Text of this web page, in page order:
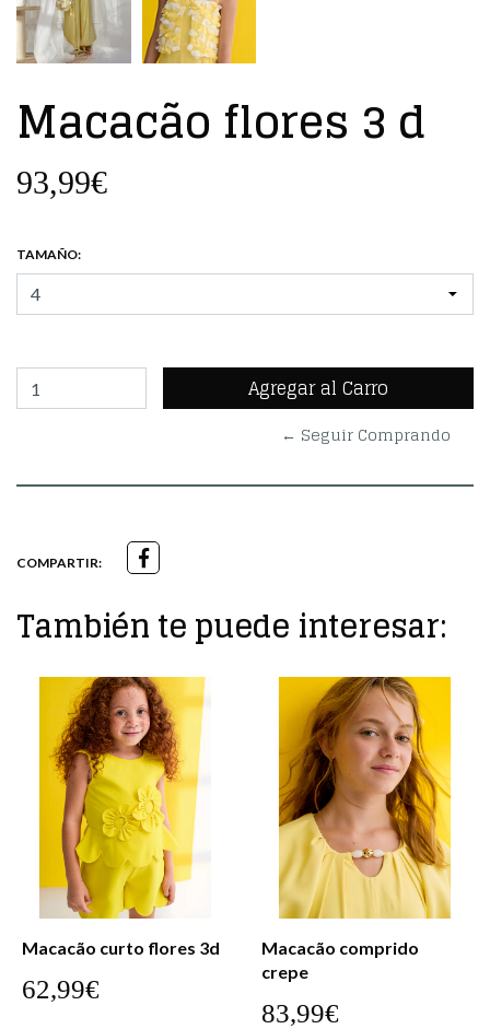
Macacão flores 3 d
93,99€
TAMAÑO:
← Seguir Comprando
COMPARTIR:
También te puede interesar:
Macacão curto flores 3d
62,99€
Macacão comprido
crepe
83,99€